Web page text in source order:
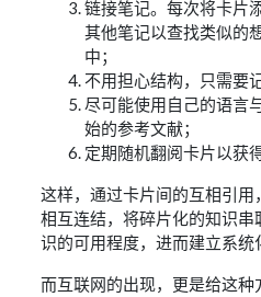
链接笔记。每次将卡片
其他笔记以查找类似的
中；
不用担心结构，只需要
尽可能使用自己的语言
始的参考文献；
定期随机翻阅卡片以获
这样，通过卡片间的互相引
相互连结，将碎片化的知识
识的可用程度，进而建立系统
而互联网的出现，更是给这种